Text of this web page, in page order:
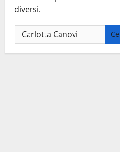
diversi.
Ricerca
per: